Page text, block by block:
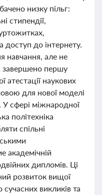
низку пільг:
стипендії,
доступ до інтернету.
навчання, але не
завершено першу
атестації наукових
для нової моделі
У сфері міжнародної
політехніка
спільні
академічній
дипломів. Ці
розвиток вищої
сучасних викликів та